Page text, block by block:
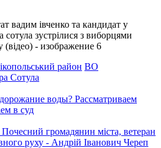
район ВО
Сотула
воды? Рассматриваем
в суд
громадянин міста, ветеран
руху - Андрій Іванович Череп